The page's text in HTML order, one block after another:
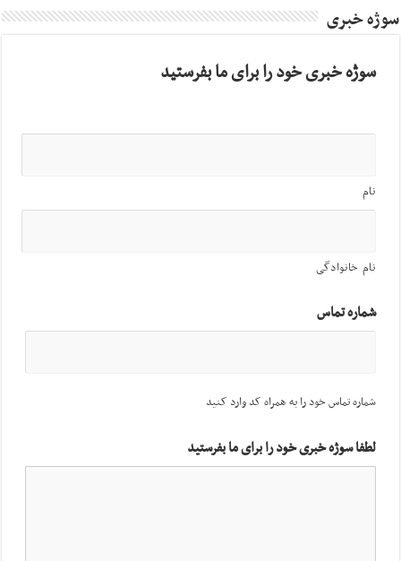
سوژه خبری
سوژه خبری خود را برای ما بفرستید
نام
نام خانوادگی
شماره تماس
شماره تماس خود را به همراه کد وارد کنید
لطفا سوژه خبری خود را برای ما بفرستید